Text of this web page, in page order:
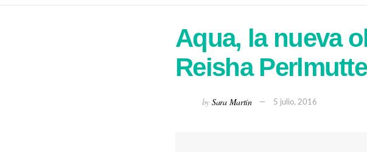
Aqua, la nueva
Reisha
by Sara Martín 5 julio, 2016